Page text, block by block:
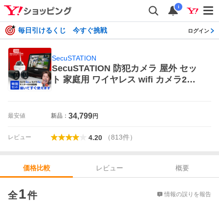
i
毎日引けるくじ 今すぐ挑戦 ログイン
SecuSTATION
SecuSTATION 防犯カメラ 屋外 セッ
ト 家庭用 ワイヤレス wifi カメラ2台
3696323 防犯カメラ
最安値 新品： 34,799円
レビュー 4.20 （813件）
価格比較 レビュー
概要
全1件 情報の誤りを報告